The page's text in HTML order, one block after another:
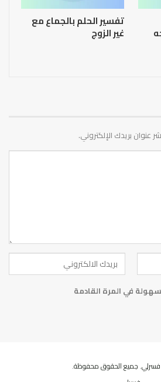
تفسير الحلم بالجماع مع
غير الزوج
عنوان بريدك الإلكتروني.
في المرة القادمة